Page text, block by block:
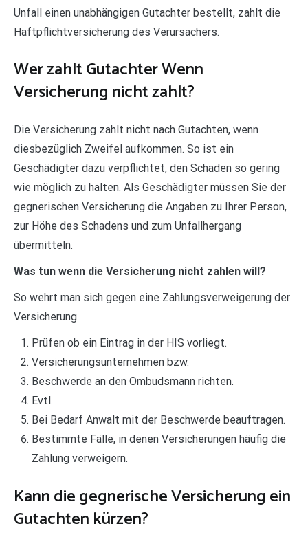
Unfall einen unabhängigen Gutachter bestellt, zahlt die
Haftpflichtversicherung des Verursachers.
Wer zahlt Gutachter Wenn
Versicherung nicht zahlt?
Die Versicherung zahlt nicht nach Gutachten, wenn
diesbezüglich Zweifel aufkommen. So ist ein
Geschädigter dazu verpflichtet, den Schaden so gering
wie möglich zu halten. Als Geschädigter müssen Sie der
gegnerischen Versicherung die Angaben zu Ihrer Person,
zur Höhe des Schadens und zum Unfallhergang
übermitteln.
Was tun wenn die Versicherung nicht zahlen will?
So wehrt man sich gegen eine Zahlungsverweigerung der
Versicherung
Prüfen ob ein Eintrag in der HIS vorliegt.
Versicherungsunternehmen bzw.
Beschwerde an den Ombudsmann richten.
Evtl.
Bei Bedarf Anwalt mit der Beschwerde beauftragen.
Bestimmte Fälle, in denen Versicherungen häufig die
Zahlung verweigern.
Kann die gegnerische Versicherung ein
Gutachten kürzen?